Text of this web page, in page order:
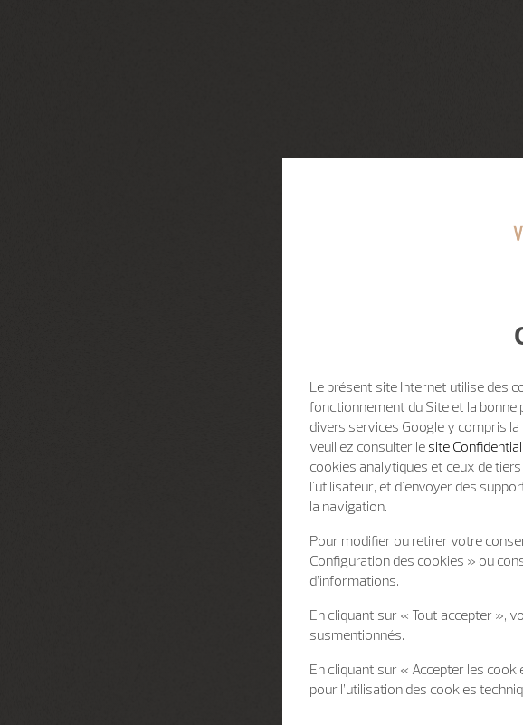
Le présent site Internet utilise des
fonctionnement du Site et la
divers services Google y compris
veuillez consulter le site
cookies analytiques et ceux de
l'utilisateur, et d'envoyer des
la navigation.
Pour modifier ou retirer votre
Configuration des cookies » ou
d’informations.
En cliquant sur « Tout accepter »,
susmentionnés.
En cliquant sur « Accepter les
pour l’utilisation des cookies